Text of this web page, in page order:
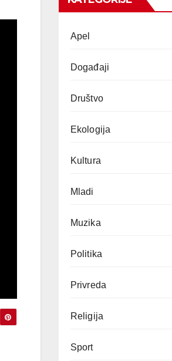
Apel
Događaji
Društvo
Ekologija
Kultura
Mladi
Muzika
Politika
Privreda
Religija
Sport